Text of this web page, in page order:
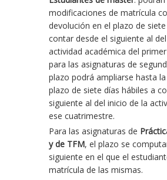
modificaciones de matrícula
devolución en el plazo de
contar desde el siguiente al
actividad académica del
para las asignaturas de
plazo podrá ampliarse hasta
plazo de siete días hábiles a
siguiente al del inicio de la
ese cuatrimestre.
Para las asignaturas de
y de TFM, el plazo se
siguiente en el que el
matrícula de las mismas.